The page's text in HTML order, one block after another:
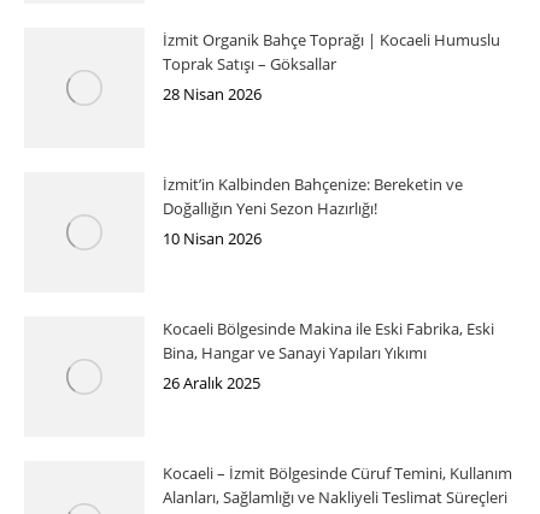
İzmit Organik Bahçe Toprağı | Kocaeli Humuslu
Toprak Satışı – Göksallar
28 Nisan 2026
İzmit’in Kalbinden Bahçenize: Bereketin ve
Doğallığın Yeni Sezon Hazırlığı!
10 Nisan 2026
Kocaeli Bölgesinde Makina ile Eski Fabrika, Eski
Bina, Hangar ve Sanayi Yapıları Yıkımı
26 Aralık 2025
Kocaeli – İzmit Bölgesinde Cüruf Temini, Kullanım
Alanları, Sağlamlığı ve Nakliyeli Teslimat Süreçleri